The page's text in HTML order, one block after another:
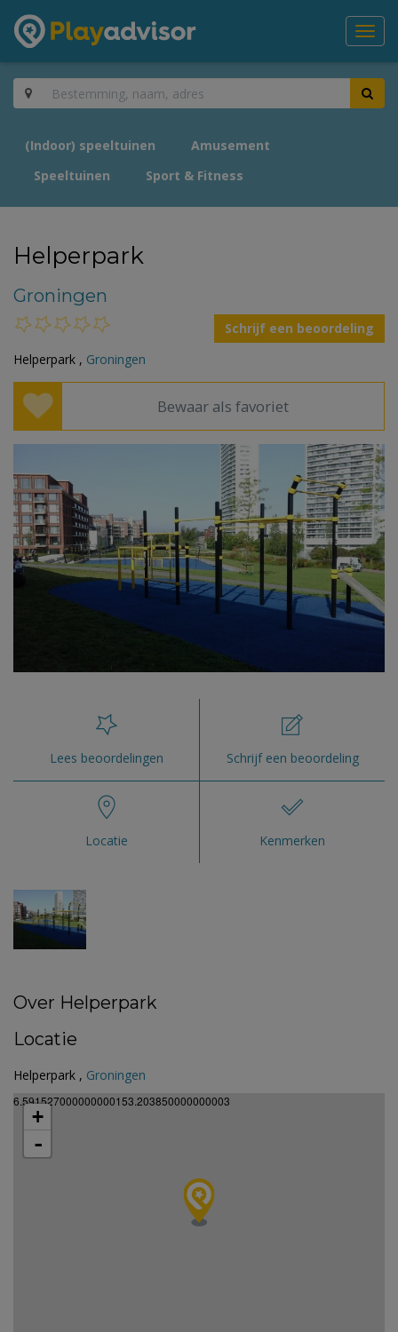
(Indoor) speeltuinen
Amusement
Speeltuinen
Sport & Fitness
Helperpark
Groningen
Schrijf een beoordeling
Helperpark , Groningen
Bewaar als favoriet
Lees beoordelingen Schrijf een beoordeling
Locatie Kenmerken
Over Helperpark
Locatie
Helperpark , Groningen
6.591527000000000153.203850000000003
+
-